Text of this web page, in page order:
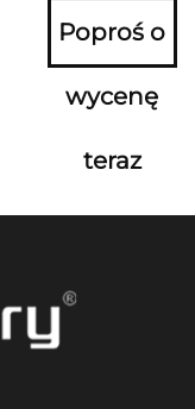
Poproś o
wycenę
teraz